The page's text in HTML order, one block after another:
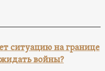
ситуацию на границе
войны?